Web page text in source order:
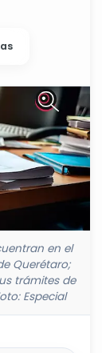
en el
Querétaro;
trámites de
Especial